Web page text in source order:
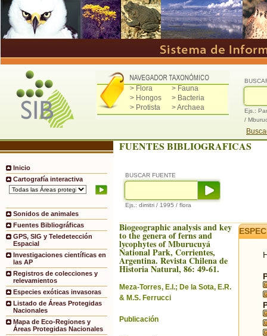
> Flora
> Fauna
> Hongos
> Bacteria
> Protista
> Archaea
Ejs.:
/
Inicio
Cartografía interactiva
Sonidos de animales
Fuentes Bibliográficas
GPS, SIG y Teledetección
Espacial
Investigaciones científicas en
las AP
Registros de colecciones y
relevamientos
Especies exóticas invasoras
Listado de Áreas Protegidas
Nacionales
Mapa de Eco-Regiones y
Áreas Protegidas Nacionales
FUENTES BIBLIOGRAFICAS
BUSCAR FUENTE
Ejs.: dimitri / 1995 / flora
Biogeographic analysis and key
to the genera of ferns and
lycophytes of Mburucuyá
National Park, Corrientes,
Argentina. Revista Chilena de
Historia Natural, 86: 49-61.
Meza-Torres, E.I.; De la Sota, E.R.
& M.S. Ferrucci
Publicación